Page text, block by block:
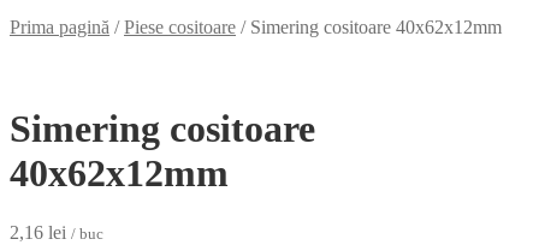
Prima pagină /Piese cositoare / Simering cositoare 40x62x12mm
Simering cositoare
40x62x12mm
2,16 lei / buc